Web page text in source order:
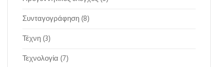
Συνταγογράφηση(8)
Τέχνη(3)
Τεχνολογία (7)